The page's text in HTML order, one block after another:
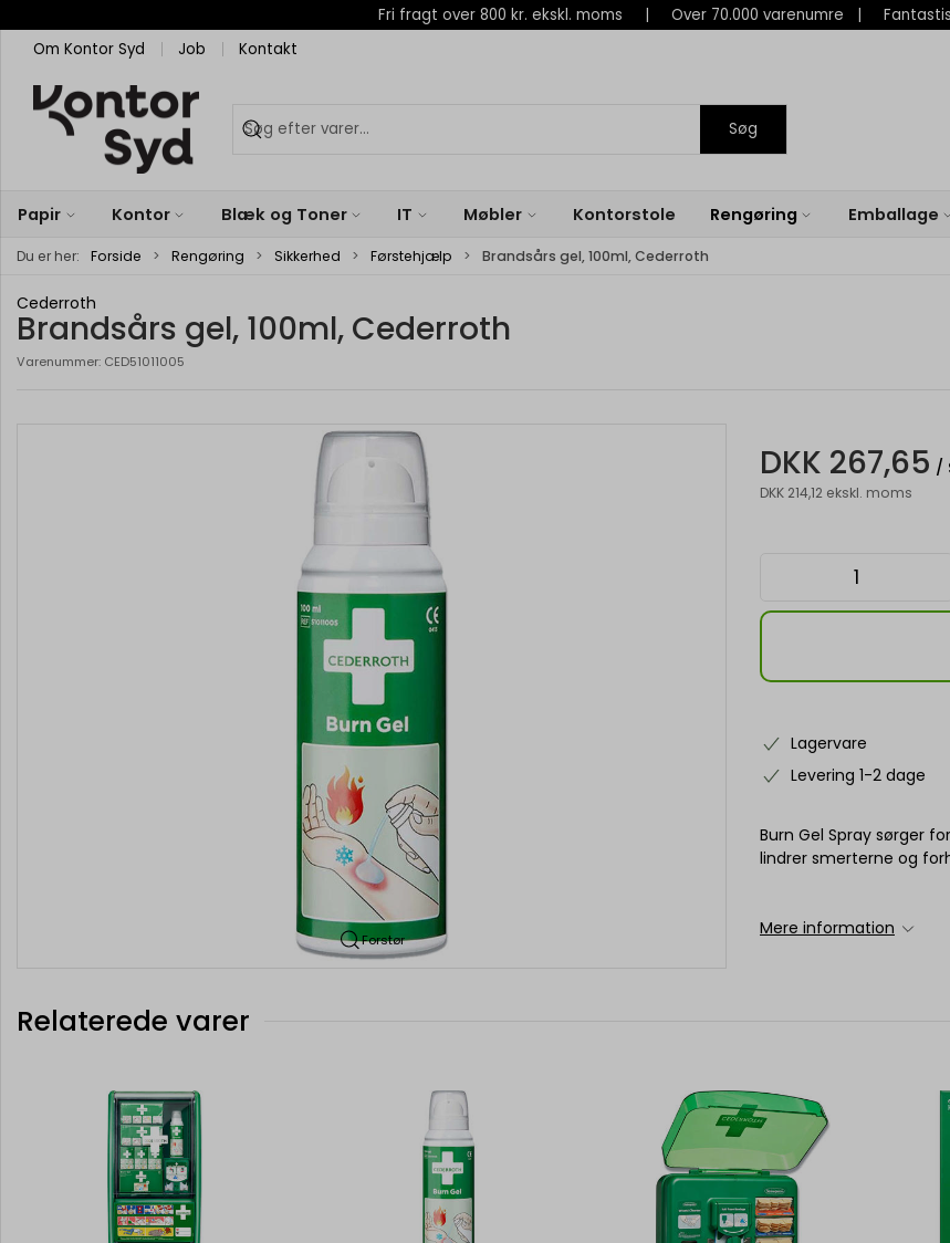
Fri fragt over 800 kr. ekskl. moms | Over 70.000 varenumre |
Om Kontor Syd
Job Kontakt
Søg
Papir Kontor Blæk og Toner IT Møbler Kontorstole Rengøring Emballage
Du er her: Forside Rengøring Sikkerhed Førstehjælp Brandsårs gel, 100ml, Cederroth
Cederroth
Brandsårs gel, 100ml, Cederroth
Varenummer: CED51011005
Forstør
DKK 267,65 /
DKK 214,12 ekskl. moms
Lagervare
Levering 1-2 dage
Burn Gel Spray sørger
lindrer smerterne og
Mere information
Relaterede varer